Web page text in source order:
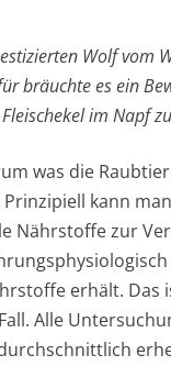
Wolf vom
bräuchte es ein
im Napf
was die
kann
Nährstoffe zur
erhält.
Alle